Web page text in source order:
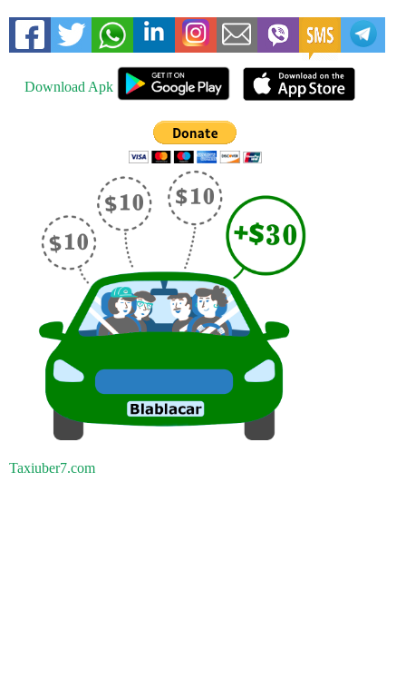
Download Apk
Taxiuber7.com